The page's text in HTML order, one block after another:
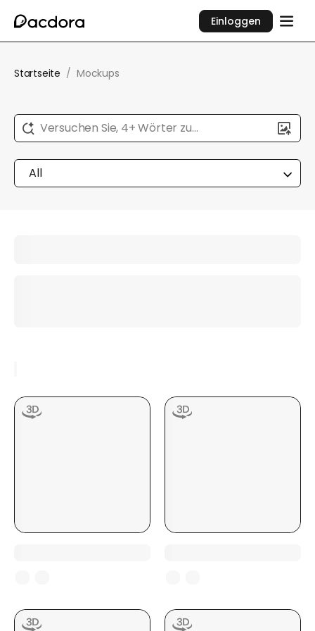
Einloggen
Startseite / Mockups
Versuchen Sie, 4+ Wörter zu
beschreiben...
All